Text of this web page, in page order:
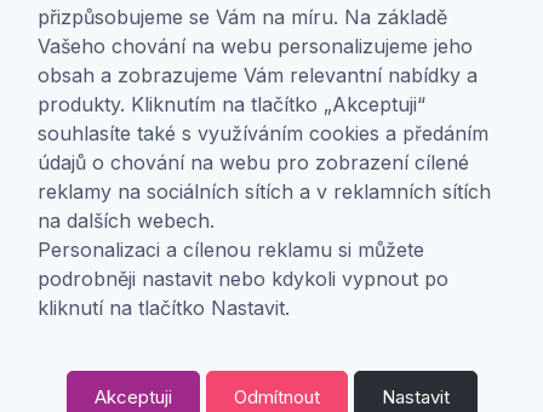
Zákaznická péče
Doprava a platba
Obchodní podmínky
Ochrana osobních údajů
Nastavení soukromí
O nás
přizpůsobujeme se Vám na míru. Na základě
Vašeho chování na webu personalizujeme jeho
obsah a zobrazujeme Vám relevantní nabídky a
produkty. Kliknutím na tlačítko „Akceptuji“
souhlasíte také s využíváním cookies a předáním
údajů o chování na webu pro zobrazení cílené
reklamy na sociálních sítích a v reklamních sítích
na dalších webech.
Personalizaci a cílenou reklamu si můžete
podrobněji nastavit nebo kdykoli vypnout po
kliknutí na tlačítko Nastavit.
Akceptuji Odmítnout Nastavit